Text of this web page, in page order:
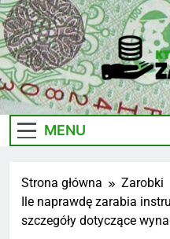
Skip
to
content
Zarobki
MENU
Strona główna
Zarobki
Ile naprawdę zarabia
szczegóły dotyczące